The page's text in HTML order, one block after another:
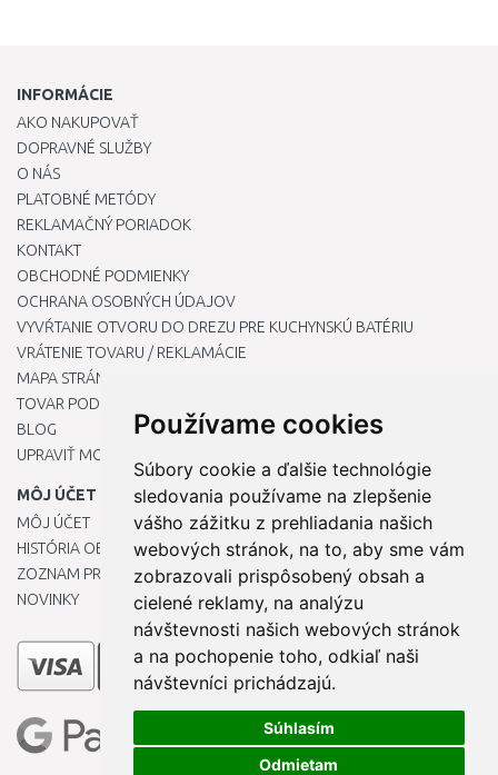
Používame cookies
Súbory cookie a ďalšie technológie
sledovania používame na zlepšenie
vášho zážitku z prehliadania našich
webových stránok, na to, aby sme vám
zobrazovali prispôsobený obsah a
cielené reklamy, na analýzu
návštevnosti našich webových stránok
a na pochopenie toho, odkiaľ naši
návštevníci prichádzajú.
Súhlasím
Odmietam
INFORMÁCIE
AKO NAKUPOVAŤ
DOPRAVNÉ SLUŽBY
O NÁS
PLATOBNÉ METÓDY
REKLAMAČNÝ PORIADOK
KONTAKT
OBCHODNÉ PODMIENKY
OCHRANA OSOBNÝCH ÚDAJOV
VYVŔTANIE OTVORU DO DREZU PRE KUCHYNSKÚ BATÉRIU
VRÁTENIE TOVARU / REKLAMÁCIE
MAPA STRÁNOK
TOVAR PODĽA ZNAČIEK
BLOG
UPRAVIŤ MOJE PREDVOĽBY COOKIES
MÔJ ÚČET
MÔJ ÚČET
HISTÓRIA OBJEDNÁVOK
ZOZNAM PRIANÍ
NOVINKY